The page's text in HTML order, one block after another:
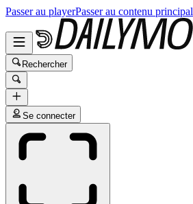
Passer au playerPasser au contenu principal
Rechercher
Se connecter